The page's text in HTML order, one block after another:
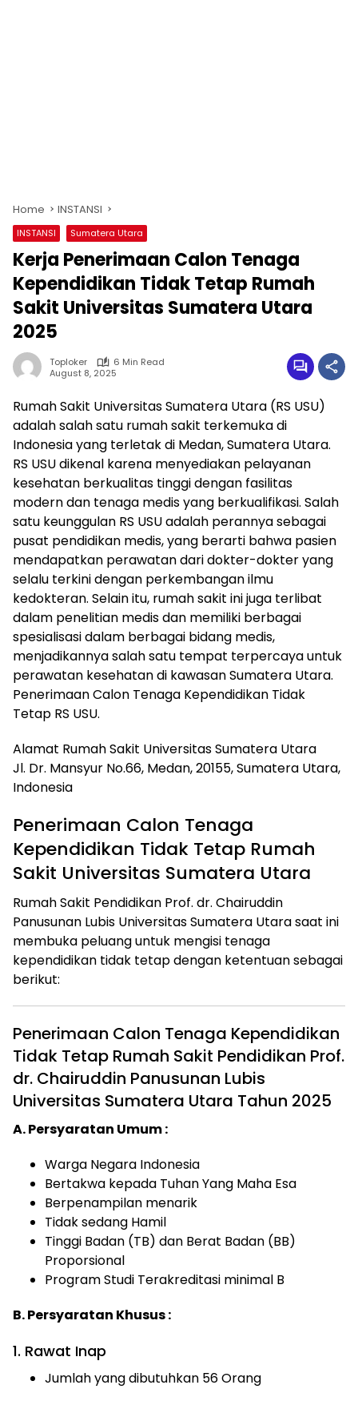
Home INSTANSI
INSTANSI Sumatera Utara
Kerja Penerimaan Calon Tenaga
Kependidikan Tidak Tetap Rumah
Sakit Universitas Sumatera Utara
2025
Toploker
6 Min Read
August 8, 2025
Rumah Sakit Universitas Sumatera Utara (RS USU)
adalah salah satu rumah sakit terkemuka di
Indonesia yang terletak di Medan, Sumatera Utara.
RS USU dikenal karena menyediakan pelayanan
kesehatan berkualitas tinggi dengan fasilitas
modern dan tenaga medis yang berkualifikasi. Salah
satu keunggulan RS USU adalah perannya sebagai
pusat pendidikan medis, yang berarti bahwa pasien
mendapatkan perawatan dari dokter-dokter yang
selalu terkini dengan perkembangan ilmu
kedokteran. Selain itu, rumah sakit ini juga terlibat
dalam penelitian medis dan memiliki berbagai
spesialisasi dalam berbagai bidang medis,
menjadikannya salah satu tempat terpercaya untuk
perawatan kesehatan di kawasan Sumatera Utara.
Penerimaan Calon Tenaga Kependidikan Tidak
Tetap RS USU.
Alamat Rumah Sakit Universitas Sumatera Utara
Jl. Dr. Mansyur No.66, Medan, 20155, Sumatera Utara,
Indonesia
Penerimaan Calon Tenaga
Kependidikan Tidak Tetap Rumah
Sakit Universitas Sumatera Utara
Rumah Sakit Pendidikan Prof. dr. Chairuddin
Panusunan Lubis Universitas Sumatera Utara saat ini
membuka peluang untuk mengisi tenaga
kependidikan tidak tetap dengan ketentuan sebagai
berikut:
Penerimaan Calon Tenaga Kependidikan
Tidak Tetap Rumah Sakit Pendidikan Prof.
dr. Chairuddin Panusunan Lubis
Universitas Sumatera Utara Tahun 2025
A. Persyaratan Umum :
Warga Negara Indonesia
Bertakwa kepada Tuhan Yang Maha Esa
Berpenampilan menarik
Tidak sedang Hamil
Tinggi Badan (TB) dan Berat Badan (BB)
Proporsional
Program Studi Terakreditasi minimal B
B. Persyaratan Khusus :
1. Rawat Inap
Jumlah yang dibutuhkan 56 Orang